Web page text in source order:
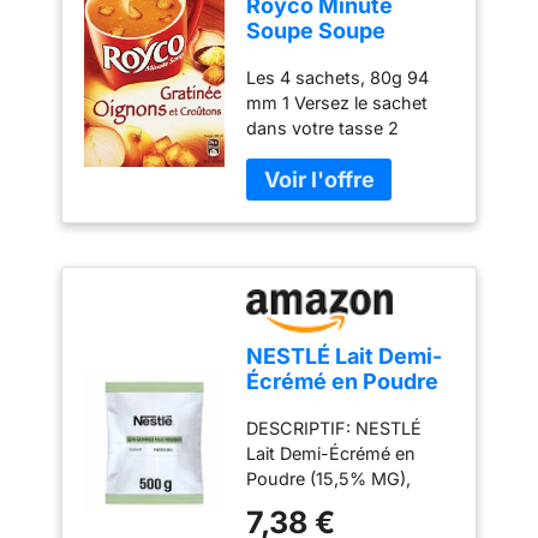
levure, sucre, sucre
caramélisé, huile de
soja), extrait naturel de
poivre.
Royco Minute
Soupe Soupe
Gratinée Oignons
et Croutons 4
sachets de 20 cl -
62,4 g
Les 4 sachets, 80g 94
mm 1 Versez le sachet
dans votre tasse 2
bouillante 3 Remuez,
attendez 2 mn et
dégustez !! Bonne pause
NESTLÉ Lait Demi-
Écrémé en Poudre
Instantané Riche en
Calcium - Idéal pour
Boissons Lactées
et Petit-Déjeuner -
DESCRIPTIF: NESTLÉ
Lait Demi-Écrémé en
Poudre (15,5% MG),
atmosphère protectrice
7,38 €